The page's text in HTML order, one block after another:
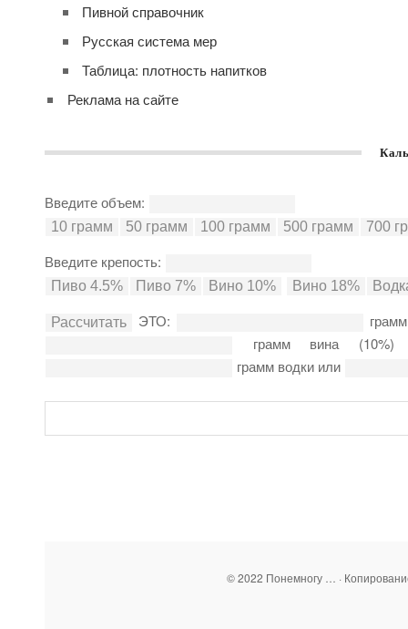
Пивной справочник
Русская система мер
Таблица: плотность напитков
Реклама на сайте
Введите объем:
Введите крепость:
ЭТО:
грамм вина
грамм водки или
© 2022 Понемногу … ·